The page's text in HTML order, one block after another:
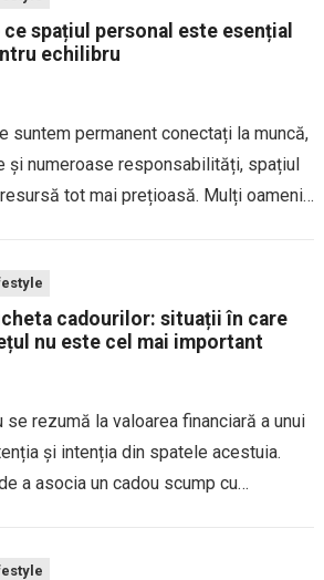
ce spațiul personal este esențial
echilibru
suntem permanent conectați la muncă,
și numeroase responsabilități, spațiul
tot mai prețioasă. Mulți oameni
cadourilor: situații în care
nu este cel mai important
se rezumă la valoarea financiară a unui
și intenția din spatele acestuia.
a asocia un cadou scump cu